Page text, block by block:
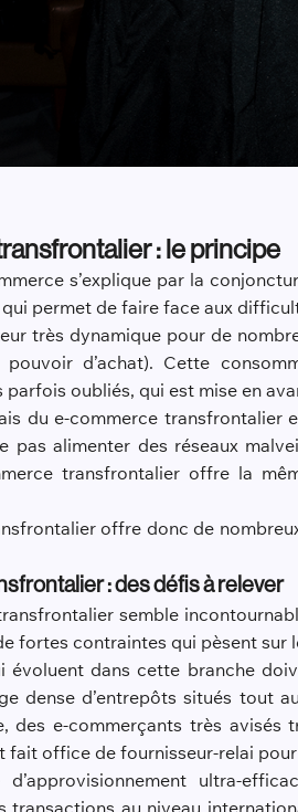
: le principe
s’explique par la
qui permet de faire face aux
très dynamique pour de
d’achat). Cette
parfois oubliés, qui est mise en
du e-commerce
pas alimenter des réseaux
transfrontalier offre la
offre donc de
: des défis à relever
semble
fortes contraintes qui pèsent
évoluent dans cette branche
dense d’entrepôts situés tout
des e-commerçants très avisés
fait office de fournisseur-relai
d’approvisionnement ultra-
transactions au niveau